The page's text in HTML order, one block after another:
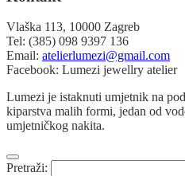
Vlaška 113, 10000 Zagreb
Tel: (385) 098 9397 136
Email: atelierlumezi@gmail.com
Facebook: Lumezi jewellry atelier
Lumezi je istaknuti umjetnik na
kiparstva malih formi, jedan od
umjetničkog nakita.
Pretraži: